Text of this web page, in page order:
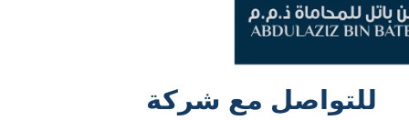
للتواصل مع شركة